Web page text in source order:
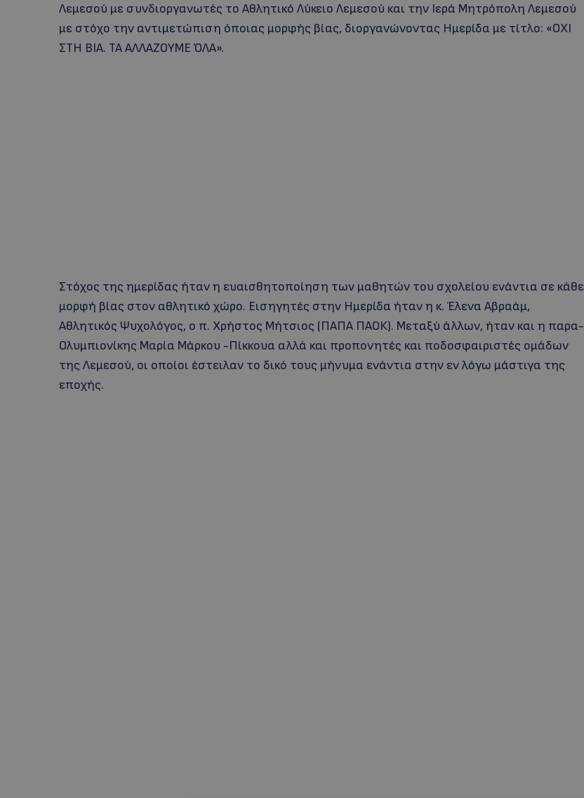
Λεμεσού με συνδιοργανωτές το Αθλητικό Λύκειο Λεμεσού και την Ιερά Μητρόπολη Λεμεσού
με στόχο την αντιμετώπιση όποιας μορφής βίας, διοργανώνοντας Ημερίδα με τίτλο: «ΟΧΙ
ΣΤΗ ΒΙΑ. ΤΑ ΑΛΛΑΖΟΥΜΕ ΌΛΑ».
Στόχος της ημερίδας ήταν η ευαισθητοποίηση των μαθητών του σχολείου ενάντια σε κάθε
μορφή βίας στον αθλητικό χώρο. Εισηγητές στην Ημερίδα ήταν η κ. Έλενα Αβραάμ,
Αθλητικός Ψυχολόγος, ο π. Χρήστος Μήτσιος (ΠΑΠΑ ΠΑΟΚ). Μεταξύ άλλων, ήταν και η παρα-
Ολυμπιονίκης Μαρία Μάρκου -Πίκκουα αλλά και προπονητές και ποδοσφαιριστές ομάδων
της Λεμεσού, οι οποίοι έστειλαν το δικό τους μήνυμα ενάντια στην εν λόγω μάστιγα της
εποχής.